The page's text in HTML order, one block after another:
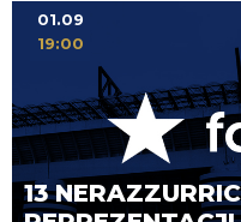
13
01.09
19:00